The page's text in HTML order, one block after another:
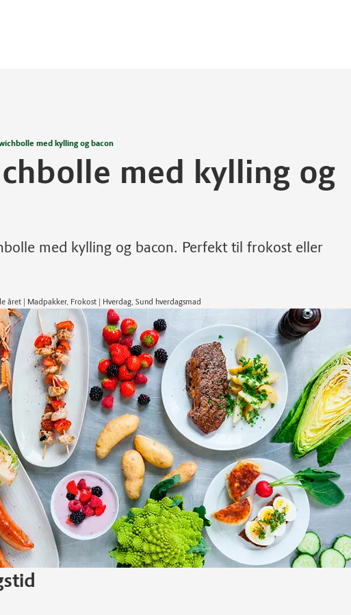
med kylling og bacon
med kylling og
med kylling og bacon. Perfekt til frokost eller
året | Madpakker, Frokost | Hverdag, Sund hverdagsmad